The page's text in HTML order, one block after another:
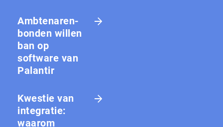
Amb­te­na­ren­
bon­den willen
ban op
software van
Palantir
Kwestie van
integratie:
waarom